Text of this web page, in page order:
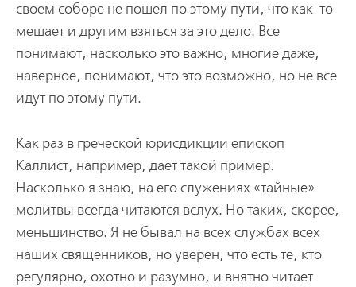
своем соборе не пошел по этому пути, что как-то
мешает и другим взяться за это дело. Все
понимают, насколько это важно, многие даже,
наверное, понимают, что это возможно, но не все
идут по этому пути.
Как раз в греческой юрисдикции епископ
Каллист, например, дает такой пример.
Насколько я знаю, на его служениях «тайные»
молитвы всегда читаются вслух. Но таких, скорее,
меньшинство. Я не бывал на всех службах всех
наших священников, но уверен, что есть те, кто
регулярно, охотно и разумно, и внятно читает